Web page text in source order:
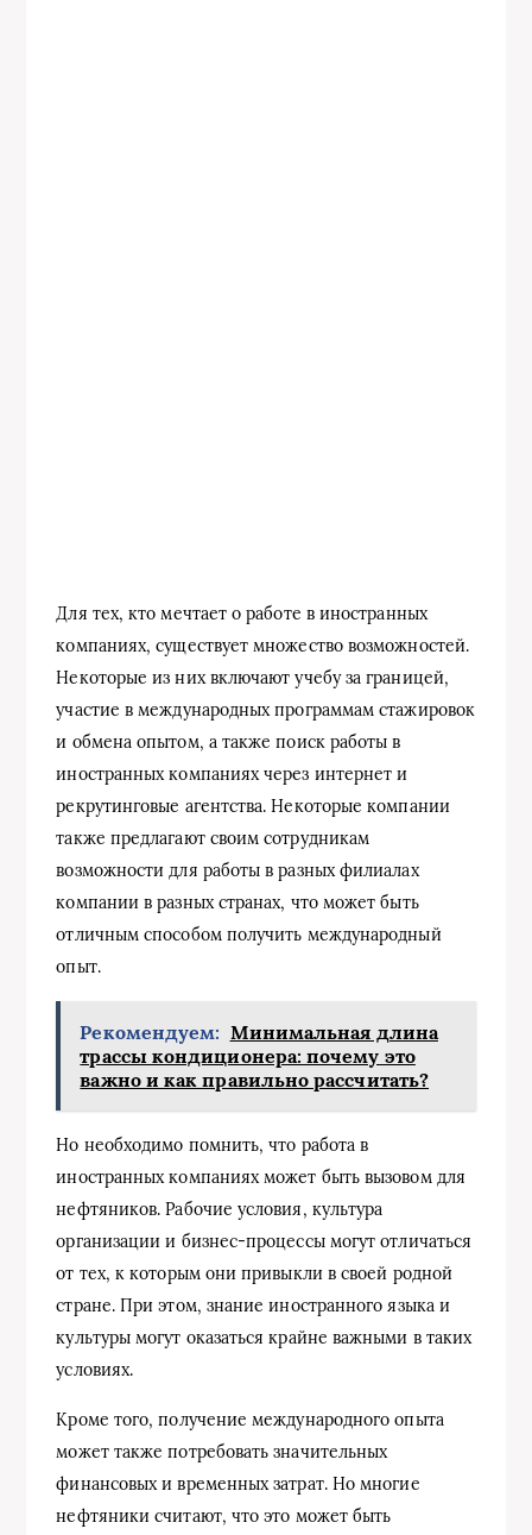
Для тех, кто мечтает о работе в иностранных
компаниях, существует множество возможностей.
Некоторые из них включают учебу за границей,
участие в международных программам стажировок
и обмена опытом, а также поиск работы в
иностранных компаниях через интернет и
рекрутинговые агентства. Некоторые компании
также предлагают своим сотрудникам
возможности для работы в разных филиалах
компании в разных странах, что может быть
отличным способом получить международный
опыт.
Рекомендуем: Минимальная длина
трассы кондиционера: почему это
важно и как правильно рассчитать?
Но необходимо помнить, что работа в
иностранных компаниях может быть вызовом для
нефтяников. Рабочие условия, культура
организации и бизнес-процессы могут отличаться
от тех, к которым они привыкли в своей родной
стране. При этом, знание иностранного языка и
культуры могут оказаться крайне важными в таких
условиях.
Кроме того, получение международного опыта
может также потребовать значительных
финансовых и временных затрат. Но многие
нефтяники считают, что это может быть